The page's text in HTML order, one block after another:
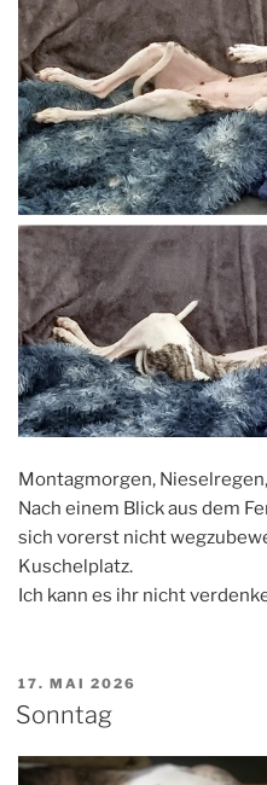
Montagmorgen,
Nach einem Blick aus dem
sich vorerst nicht
Kuschelplatz.
Ich kann es ihr nicht
VERÖFFENTLICHT
AM
17. MAI 2026
Sonntag